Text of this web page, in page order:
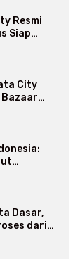
Resmi
Siap
City
Dasar,
dari